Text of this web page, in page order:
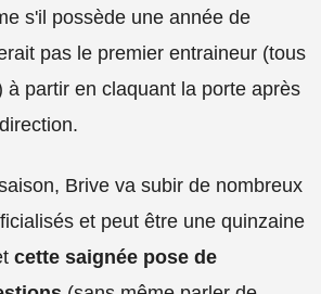
s'il possède une année de
pas le premier entraineur (tous
à partir en claquant la porte après
Brive va subir de nombreux
et peut être une quinzaine
cette saignée pose de